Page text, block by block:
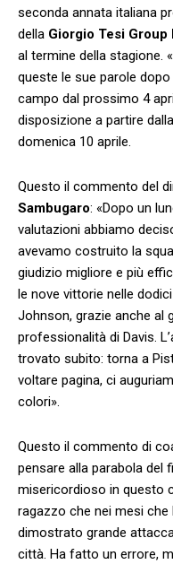
seconda annata italiana
della Giorgio Tesi Group
al termine della stagione.
queste le sue parole
campo dal prossimo 4
disposizione a partire
domenica 10 aprile.
Questo il commento del
Sambugaro: «Dopo un
valutazioni abbiamo
avevamo costruito la
giudizio migliore e più
le nove vittorie nelle
Johnson, grazie anche al
professionalità di Davis.
trovato subito: torna a
voltare pagina, ci
colori».
Questo il commento di
pensare alla parabola del
misericordioso in questo
ragazzo che nei mesi
dimostrato grande
città. Ha fatto un errore,